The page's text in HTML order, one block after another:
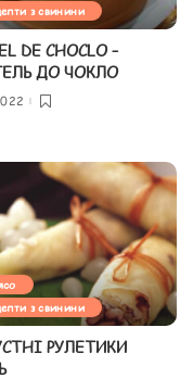
з свинини
DE CHOCLO –
ДО ЧОКЛО
з свинини
РУЛЕТИКИ